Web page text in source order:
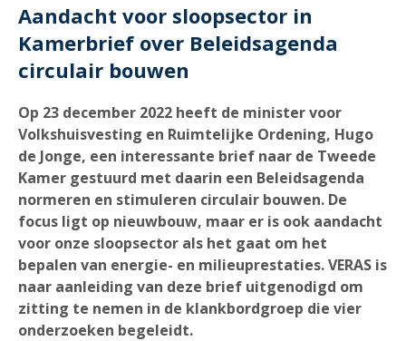
Aandacht voor sloopsector in
Kamerbrief over Beleidsagenda
circulair bouwen
Op 23 december 2022 heeft de minister voor
Volkshuisvesting en Ruimtelijke Ordening, Hugo
de Jonge, een interessante brief naar de Tweede
Kamer gestuurd met daarin een Beleidsagenda
normeren en stimuleren circulair bouwen. De
focus ligt op nieuwbouw, maar er is ook aandacht
voor onze sloopsector als het gaat om het
bepalen van energie- en milieuprestaties. VERAS is
naar aanleiding van deze brief uitgenodigd om
zitting te nemen in de klankbordgroep die vier
onderzoeken begeleidt.